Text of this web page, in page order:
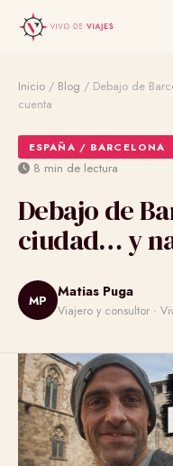
Inicio / Blog / Debajo de
cuenta
ESPAÑA / BARCELONA
8 min de lectura
Debajo de
ciudad… y
MP
Matias Puga
Viajero y consultor ·